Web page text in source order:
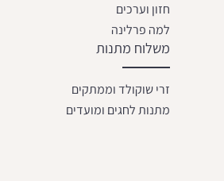
חזון וערכים
למה פרלינה
משלוח מתנות
זרי שוקולד וממתקים
מתנות לחגים ומועדים